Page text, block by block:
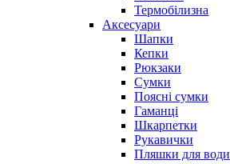
Термобілизна
Аксесуари
Шапки
Кепки
Рюкзаки
Сумки
Поясні сумки
Гаманці
Шкарпетки
Рукавички
Пляшки для води